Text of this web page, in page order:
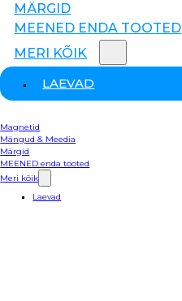
MÄRGID
MEENED ENDA TOOTED
MERI KÕIK
LAEVAD
Magnetid
Mängud & Meedia
Märgid
MEENED enda tooted
Meri kõik
Laevad